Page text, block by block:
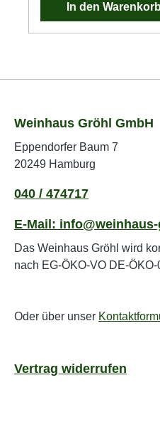
In den Warenkorb
Weinhaus Gröhl GmbH
Eppendorfer Baum 7
20249 Hamburg
040 / 474717
E-Mail:
Das Weinhaus Gröhl wird
nach EG-ÖKO-VO DE-ÖKO-
Oder über unser
Vertrag widerrufen